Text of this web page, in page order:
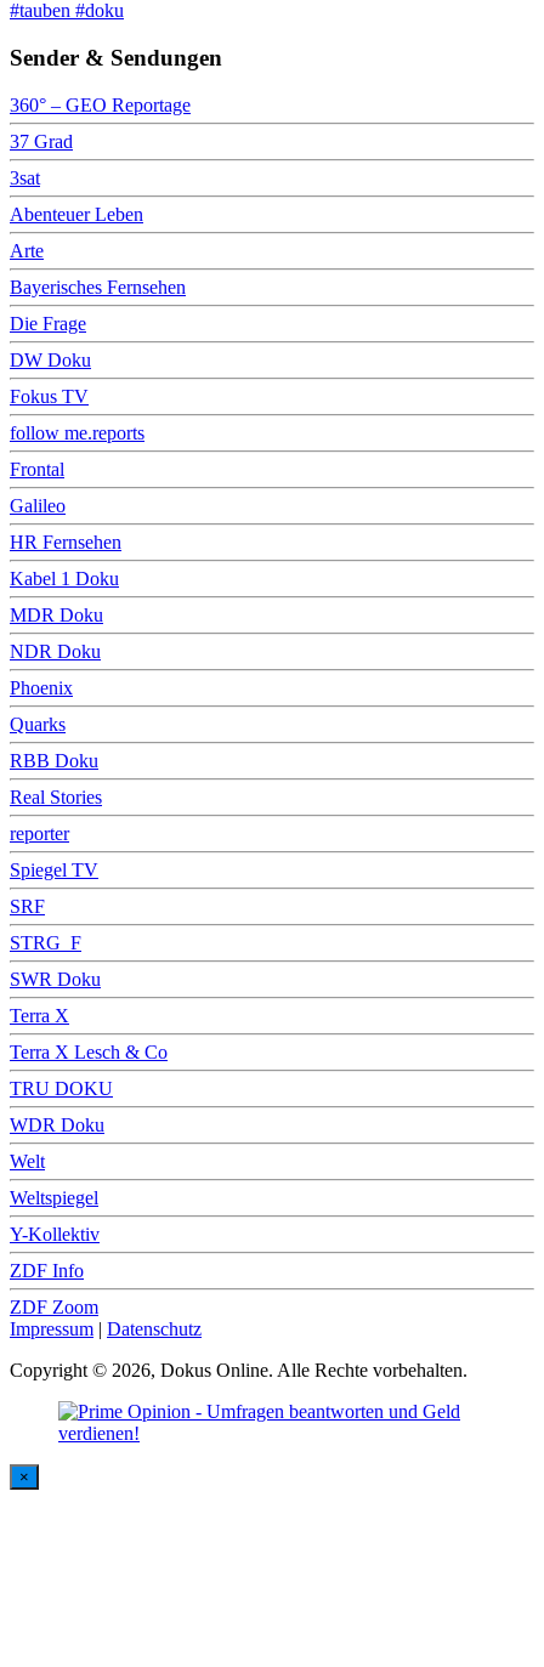
#tauben #doku
Sender & Sendungen
360° – GEO Reportage
37 Grad
3sat
Abenteuer Leben
Arte
Bayerisches Fernsehen
Die Frage
DW Doku
Fokus TV
follow me.reports
Frontal
Galileo
HR Fernsehen
Kabel 1 Doku
MDR Doku
NDR Doku
Phoenix
Quarks
RBB Doku
Real Stories
reporter
Spiegel TV
SRF
STRG_F
SWR Doku
Terra X
Terra X Lesch & Co
TRU DOKU
WDR Doku
Welt
Weltspiegel
Y-Kollektiv
ZDF Info
ZDF Zoom
Impressum | Datenschutz
Copyright © 2026, Dokus Online. Alle Rechte vorbehalten.
×